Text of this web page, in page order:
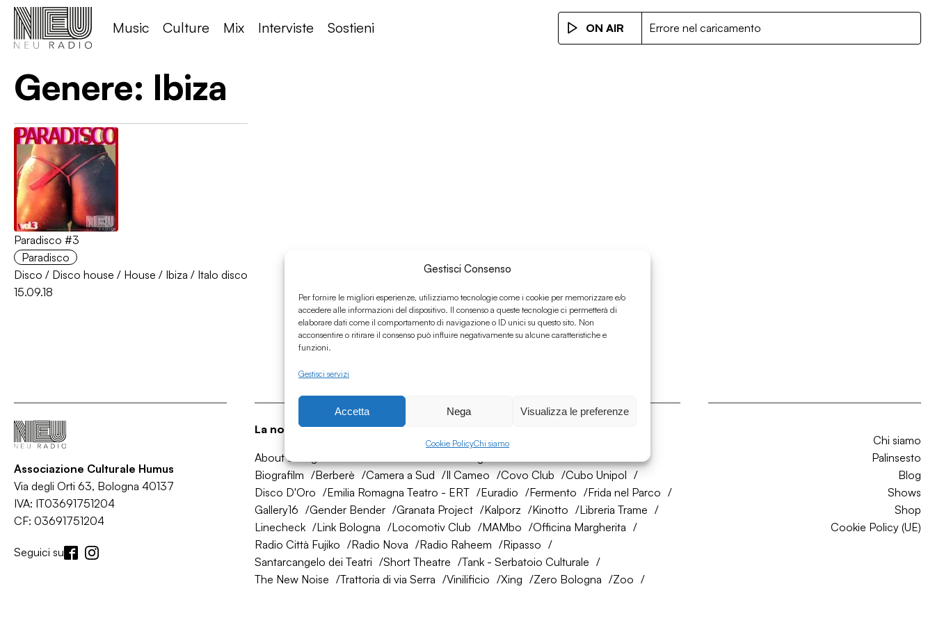
Gestisci Consenso
Per fornire le migliori esperienze, utilizziamo tecnologie come i cookie per memorizzare e/o
accedere alle informazioni del dispositivo. Il consenso a queste tecnologie ci permetterà di
elaborare dati come il comportamento di navigazione o ID unici su questo sito. Non
acconsentire o ritirare il consenso può influire negativamente su alcune caratteristiche e
funzioni.
Gestisci servizi
Accetta Nega Visualizza le preferenze
Cookie PolicyChi siamo
Music Culture Mix Interviste Sostieni ON AIR Errore nel caricamento
Genere: Ibiza
Paradisco #3
Paradisco
Disco / Disco house / House / Ibiza / Italo disco
15.09.18
Associazione Culturale Humus
Via degli Orti 63, Bologna 40137
IVA: IT03691751204
CF: 03691751204
Seguici su
La nostra rete di amici
About Bologna
Biografilm
Berberè Camera a Sud Il Cameo Covo Club
Cubo Unipol
Disco D'Oro
Emilia Romagna Teatro - ERT Euradio Fermento
Frida nel Parco
Gallery16
Gender Bender Granata Project Kalporz Kinotto
Libreria Trame
Linecheck
Link Bologna Locomotiv Club MAMbo
Officina Margherita
Radio Città Fujiko
Radio Nova Radio Raheem
Ripasso
Santarcangelo dei Teatri
Short Theatre
Tank - Serbatoio Culturale
The New Noise
Trattoria di via Serra Vinilificio Xing Zero Bologna Zoo
Chi siamo
Palinsesto
Blog
Shows
Shop
Cookie Policy (UE)